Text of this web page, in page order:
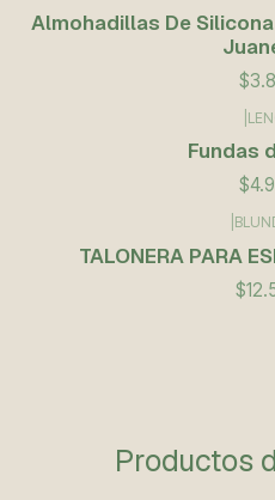
Almohadillas De
Fundas
Agotado
TALONERA PARA
Productos